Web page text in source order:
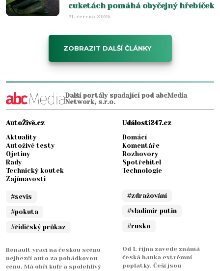
cuketách pomáhá obyčejný hřebíček
21. června 2026
ZOBRAZIT DALŠÍ ČLÁNKY
Další portály spadající pod abcMedia
Network, s.r.o.
AutoŽivě.cz
Aktuality
Autoživě testy
Ojetiny
Rady
Technický koutek
Zajímavosti
#sevis
#pokuta
#řidičský průkaz
Renault vrací na českou scénu
nejhezčí auto za pohádkovou
cenu. Má obří kufr a spolehlivý
Události247.cz
Domácí
Komentáře
Rozhovory
Spotřebitel
Technologie
#zdražování
#vladimir putin
#rusko
Od 1. října zavede známá
česká banka extrémní
poplatky. Češi jsou